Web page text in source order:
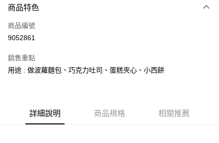
信用卡一次付款
Apple Pay
運送方式
• 付款後全家取貨
每筆NT$60，滿NT$699(含以上)免運費
商品特色
商品編號
9052861
銷售重點
用途 : 做波蘿麵包、巧克力吐司、蛋糕夾心、小西餅
詳細說明 商品規格 相關推薦